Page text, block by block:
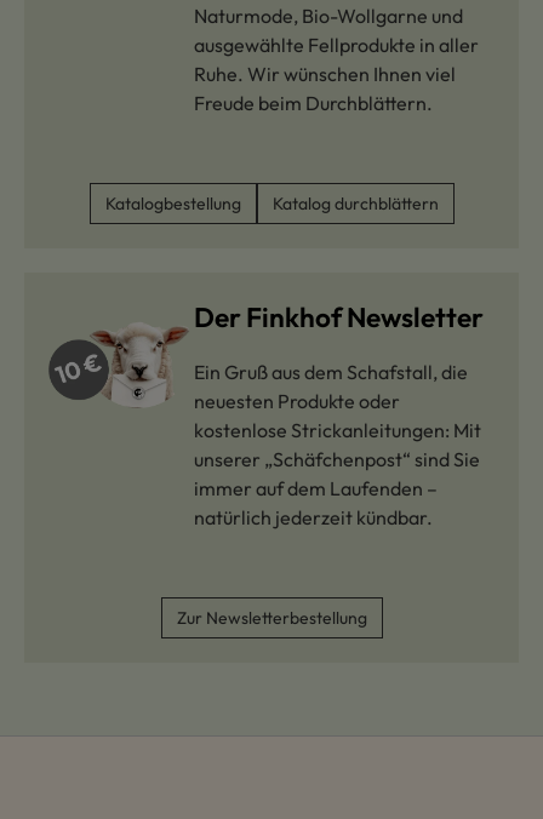
Naturmode, Bio-Wollgarne und
ausgewählte Fellprodukte in aller
Ruhe. Wir wünschen Ihnen viel
Freude beim Durchblättern.
Katalogbestellung Katalog durchblättern
Der Finkhof Newsletter
Ein Gruß aus dem Schafstall, die
neuesten Produkte oder
kostenlose Strickanleitungen: Mit
unserer „Schäfchenpost“ sind Sie
immer auf dem Laufenden –
natürlich jederzeit kündbar.
Zur Newsletterbestellung